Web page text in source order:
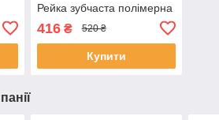
Рейка зубчаста полімерна
416₴ 520 ₴
Купити